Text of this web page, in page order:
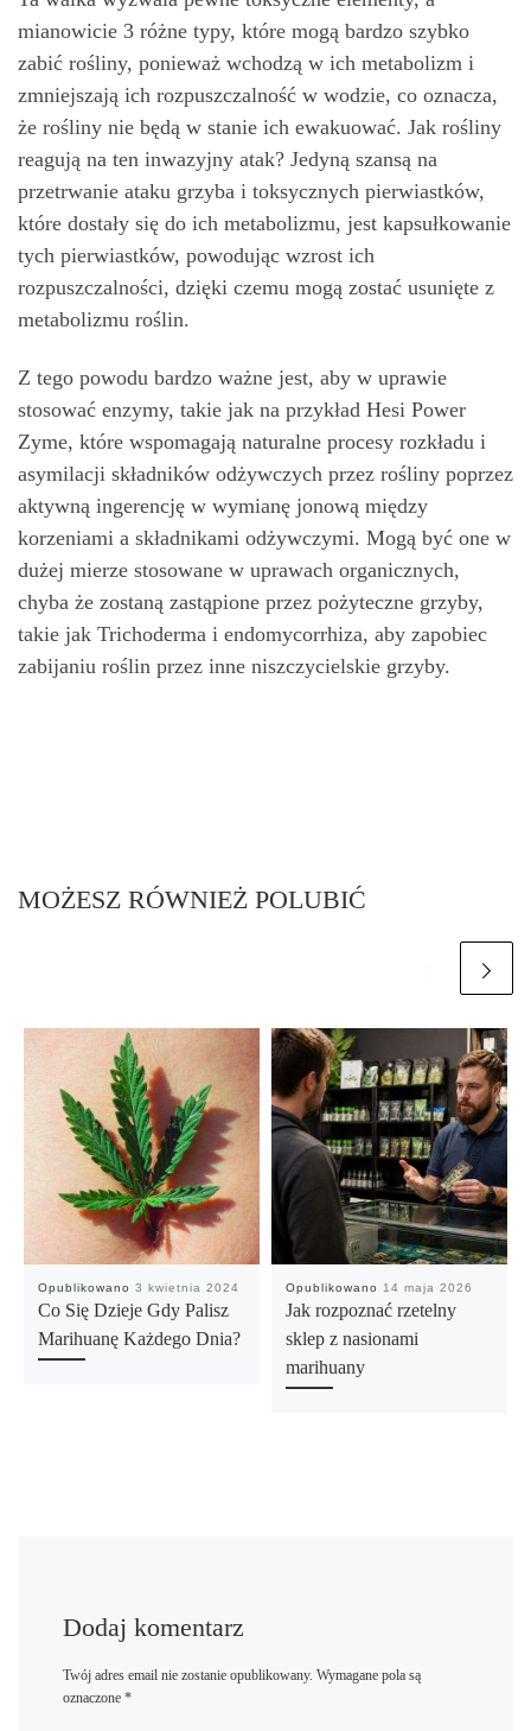
mianowicie 3 różne typy, które mogą bardzo szybko
zabić rośliny, ponieważ wchodzą w ich metabolizm i
zmniejszają ich rozpuszczalność w wodzie, co oznacza,
że rośliny nie będą w stanie ich ewakuować. Jak rośliny
reagują na ten inwazyjny atak? Jedyną szansą na
przetrwanie ataku grzyba i toksycznych pierwiastków,
które dostały się do ich metabolizmu, jest kapsułkowanie
tych pierwiastków, powodując wzrost ich
rozpuszczalności, dzięki czemu mogą zostać usunięte z
metabolizmu roślin.
Z tego powodu bardzo ważne jest, aby w uprawie
stosować enzymy, takie jak na przykład Hesi Power
Zyme, które wspomagają naturalne procesy rozkładu i
asymilacji składników odżywczych przez rośliny poprzez
aktywną ingerencję w wymianę jonową między
korzeniami a składnikami odżywczymi. Mogą być one w
dużej mierze stosowane w uprawach organicznych,
chyba że zostaną zastąpione przez pożyteczne grzyby,
takie jak Trichoderma i endomycorrhiza, aby zapobiec
zabijaniu roślin przez inne niszczycielskie grzyby.
MOŻESZ RÓWNIEŻ POLUBIĆ
Opublikowano 3 kwietnia 2024
Co Się Dzieje Gdy Palisz
Marihuanę Każdego Dnia?
Opublikowano 14 maja 2026
Jak rozpoznać rzetelny
sklep z nasionami
marihuany
Dodaj komentarz
Twój adres email nie zostanie opublikowany. Wymagane pola są
oznaczone *